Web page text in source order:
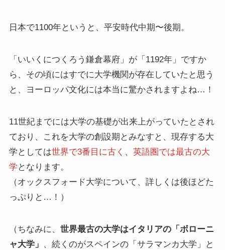
日本で1100年というと、平安時代中期〜後期。
「いいくにつくろう鎌倉幕府」が「1192年」ですか
ら、その頃にはすでに大学機関が存在していたと思う
と、ヨーロッパ文化には本当に驚かされますよね…！
11世紀までには大学の基礎が出来上がっていたとされ
ており、これを大学の創設期とみなすと、現存する大
学としては世界で3番目に古く 、 英語圏では最古の大
学 となります。
（オックスフォード大学について、詳しくは後ほどた
っぷりと…！）
（ちなみに、 世界最古の大学はイタリアの「ボローニ
ャ大学」 、続くのがスペインの「サラマンカ大学」と